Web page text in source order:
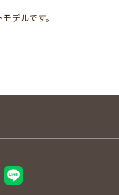
デルです。